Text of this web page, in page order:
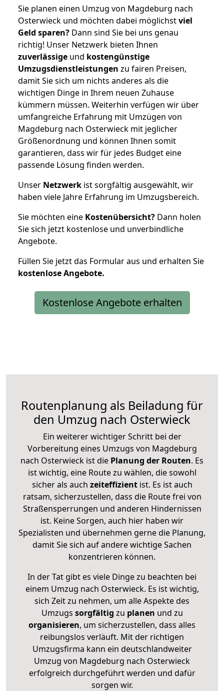
Sie planen einen Umzug von Magdeburg nach
Osterwieck und möchten dabei möglichstviel
Geld sparen? Dann sind Sie bei uns genau
richtig! Unser Netzwerk bieten Ihnen
zuverlässige und kostengünstige
Umzugsdienstleistungen zu fairen Preisen,
damit Sie sich um nichts anderes als die
wichtigen Dinge in Ihrem neuen Zuhause
kümmern müssen. Weiterhin verfügen wir über
umfangreiche Erfahrung mit Umzügen von
Magdeburg nach Osterwieck mit jeglicher
Größenordnung und können Ihnen somit
garantieren, dass wir für jedes Budget eine
passende Lösung finden werden.
Unser Netzwerk ist sorgfältig ausgewählt, wir
haben viele Jahre Erfahrung im Umzugsbereich.
Sie möchten eine Kostenübersicht? Dann holen
Sie sich jetzt kostenlose und unverbindliche
Angebote.
Füllen Sie jetzt das Formular aus und erhalten Sie
kostenloseAngebote.
Kostenlose Angebote erhalten
Routenplanung als Beiladung für
den Umzug nach Osterwieck
Ein weiterer wichtiger Schritt bei der
Vorbereitung eines Umzugs von Magdeburg
nach Osterwieck ist die Planung der Routen. Es
ist wichtig, eine Route zu wählen, die sowohl
sicher als auch zeiteffizientist. Es ist auch
ratsam, sicherzustellen, dass die Route frei von
Straßensperrungen und anderen Hindernissen
ist. Keine Sorgen, auch hier haben wir
Spezialisten und übernehmen gerne die Planung,
damit Sie sich auf andere wichtige Sachen
konzentrieren können.
In der Tat gibt es viele Dinge zu beachten bei
einem Umzug nach Osterwieck. Es ist wichtig,
sich Zeit zu nehmen, um alle Aspekte des
Umzugs sorgfältig zu planen und zu
organisieren, um sicherzustellen, dass alles
reibungslos verläuft. Mit der richtigen
Umzugsfirma kann ein deutschlandweiter
Umzug von Magdeburg nach Osterwieck
erfolgreich durchgeführt werden und dafür
sorgen wir.